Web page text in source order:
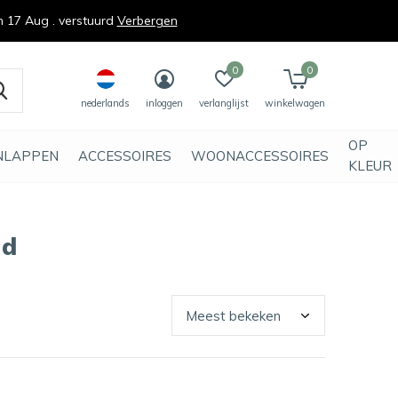
ACCESSOIRES WOONACCESSOIRES
OP
KLEUR
nederlands inloggen verlanglijst
0
winkelwagen
0
Aug . verstuurd Verbergen